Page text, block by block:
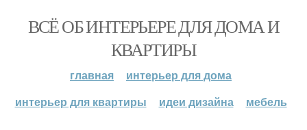
ВСЁ ОБ ИНТЕРЬЕРЕ ДЛЯ ДОМА И
КВАРТИРЫ
главная
интерьер для дома
интерьер для квартиры
идеи дизайна мебель